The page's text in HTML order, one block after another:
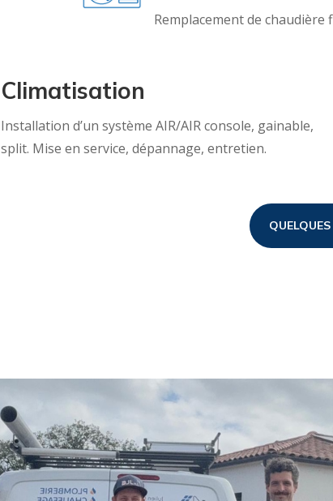
Remplacement de chaudière
Climatisation
Installation d’un système AIR/AIR console, gainable,
split. Mise en service, dépannage, entretien.